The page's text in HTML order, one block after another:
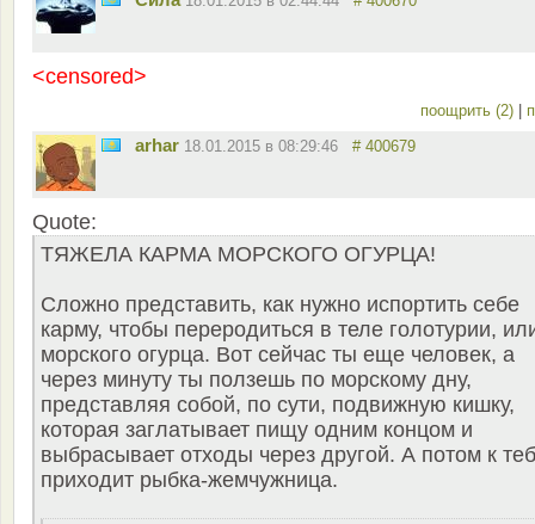
<censored>
поощрить (2)
arhar 18.01.2015 в 08:29:46 # 400679
Quote:
ТЯЖЕЛА КАРМА МОРСКОГО ОГУРЦА!
Сложно представить, как нужно испортить себе
карму, чтобы переродиться в теле голотурии,
морского огурца. Вот сейчас ты еще человек, а
через минуту ты ползешь по морскому дну,
представляя собой, по сути, подвижную кишку,
которая заглатывает пищу одним концом и
выбрасывает отходы через другой. А потом к
приходит рыбка-жемчужница.